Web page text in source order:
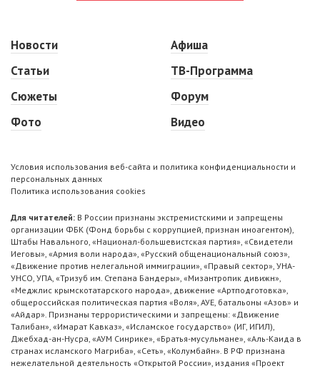
Новости
Статьи
Сюжеты
Фото
Афиша
ТВ-Программа
Форум
Видео
Условия использования веб-сайта и политика конфиденциальности и
персональных данных
Политика использования cookies
Для читателей: В России признаны экстремистскими и запрещены
организации ФБК (Фонд борьбы с коррупцией, признан иноагентом),
Штабы Навального, «Национал-большевистская партия», «Свидетели
Иеговы», «Армия воли народа», «Русский общенациональный союз»,
«Движение против нелегальной иммиграции», «Правый сектор», УНА-
УНСО, УПА, «Тризуб им. Степана Бандеры», «Мизантропик дивижн»,
«Меджлис крымскотатарского народа», движение «Артподготовка»,
общероссийская политическая партия «Воля», АУЕ, батальоны «Азов» и
«Айдар». Признаны террористическими и запрещены: «Движение
Талибан», «Имарат Кавказ», «Исламское государство» (ИГ, ИГИЛ),
Джебхад-ан-Нусра, «АУМ Синрике», «Братья-мусульмане», «Аль-Каида в
странах исламского Магриба», «Сеть», «Колумбайн». В РФ признана
нежелательной деятельность «Открытой России», издания «Проект